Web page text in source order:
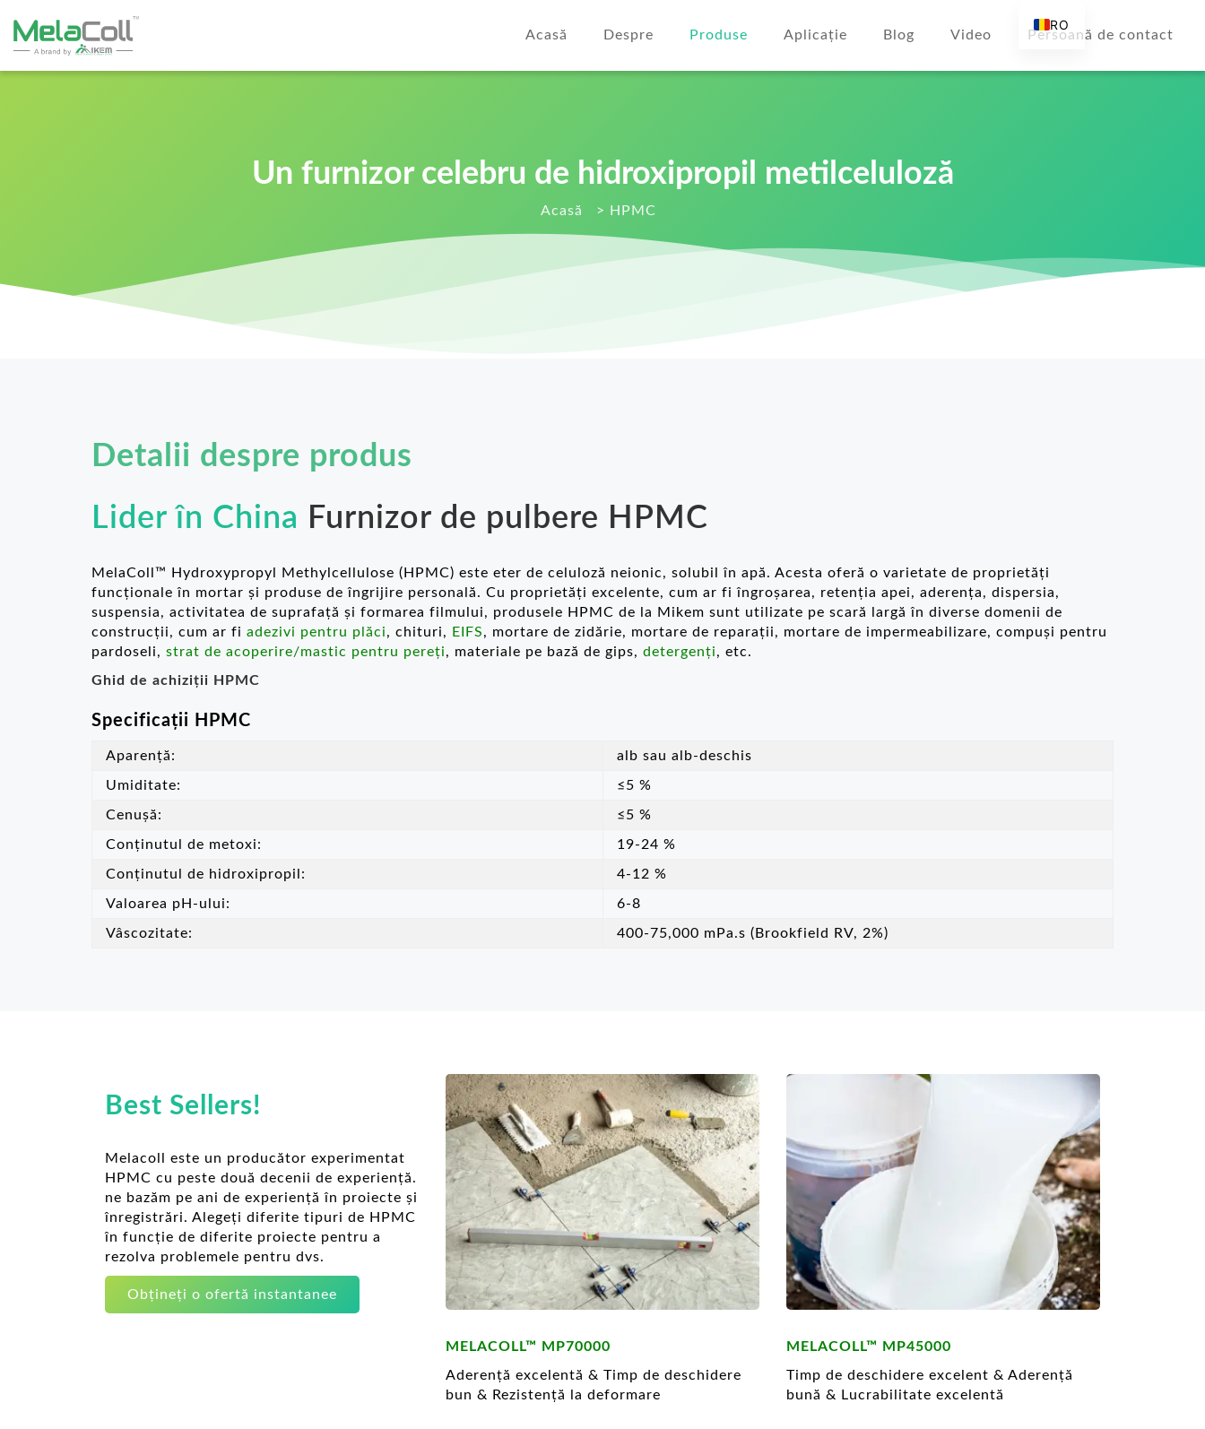
Acasă Despre Produse Aplicație Blog Video Persoană de contact
Un furnizor celebru de hidroxipropil metilceluloză
Acasă > HPMC
Detalii despre produs
Lider în China Furnizor de pulbere HPMC
MelaColl™ Hydroxypropyl Methylcellulose (HPMC) este eter de celuloză neionic, solubil în apă. Acesta oferă o varietate de proprietăți
funcționale în mortar și produse de îngrijire personală. Cu proprietăți excelente, cum ar fi îngroșarea, retenția apei, aderența, dispersia,
suspensia, activitatea de suprafață și formarea filmului, produsele HPMC de la Mikem sunt utilizate pe scară largă în diverse domenii de
construcții, cum ar fi adezivi pentru plăci, chituri, EIFS, mortare de zidărie, mortare de reparații, mortare de impermeabilizare, compuși pentru
pardoseli, strat de acoperire/mastic pentru pereți, materiale pe bază de gips, detergenți, etc.
Ghid de achiziții HPMC
Specificații HPMC
Aparență: alb sau alb-deschis
Umiditate: ≤5 %
Cenușă: ≤5 %
Conținutul de metoxi: 19-24 %
Conținutul de hidroxipropil: 4-12 %
Valoarea pH-ului: 6-8
Vâscozitate: 400-75,000 mPa.s (Brookfield RV, 2%)
Best Sellers!
Melacoll este un producător experimentat
HPMC cu peste două decenii de experiență.
ne bazăm pe ani de experiență în proiecte și
înregistrări. Alegeți diferite tipuri de HPMC
în funcție de diferite proiecte pentru a
rezolva problemele pentru dvs.
Obțineți o ofertă instantanee
MELACOLL™ MP70000
Aderență excelentă & Timp de deschidere
bun & Rezistență la deformare
MELACOLL™ MP45000
Timp de deschidere excelent & Aderență
bună & Lucrabilitate excelentă
RO
TR